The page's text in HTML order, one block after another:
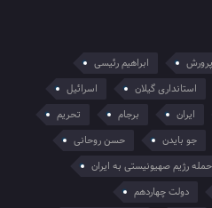
ابراهیم رئیسی
استانداری گیلان
اسرائیل
ایران برجام
تحریم
جو بایدن
حسن روحانی
حمله رژیم صهیونیستی به ایران
دولت چهاردهم